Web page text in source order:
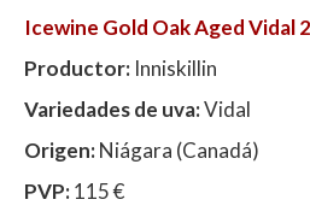
Icewine Gold Oak Aged Vidal
Productor: Inniskillin
Variedades de uva:Vidal
Origen:Niágara (Canadá)
PVP:115 €